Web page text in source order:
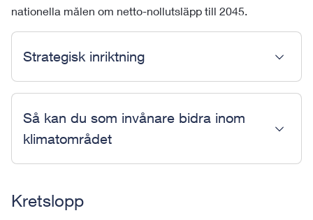
nationella målen om netto-nollutsläpp till 2045.
Strategisk inriktning
Så kan du som invånare bidra inom
klimatområdet
Kretslopp